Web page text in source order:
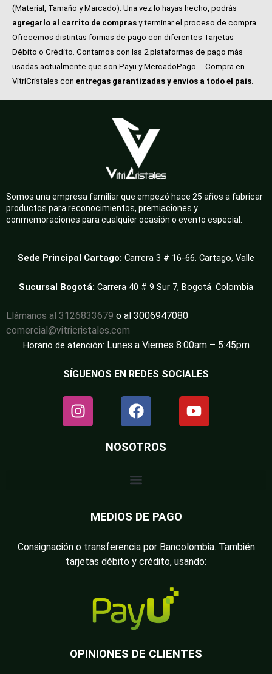
(Material, Tamaño y Marcado). Una vez lo hayas hecho, podrás
agregarlo al carrito de compras y terminar el proceso de compra.
Ofrecemos distintas formas de pago con diferentes Tarjetas
Débito o Crédito. Contamos con las 2 plataformas de pago más
usadas actualmente que son Payu y MercadoPago.
Compra en
VitriCristales con entregas garantizadas y envíos a todo el país.
Somos una empresa familiar que empezó hace 25 años a fabricar
productos para reconocimientos, premiaciones y
conmemoraciones para cualquier ocasión o evento especial.
Sede Principal Cartago: Carrera 3 # 16-66. Cartago, Valle
Sucursal Bogotá: Carrera 40 # 9 Sur 7, Bogotá. Colombia
Llámanos al 3126833679 o al 3006947080
comercial@vitricristales.com
Horario de atención: Lunes a Viernes 8:00am – 5:45pm
SÍGUENOS EN REDES SOCIALES
NOSOTROS
MEDIOS DE PAGO
Consignación o transferencia por Bancolombia. También
tarjetas débito y crédito, usando:
OPINIONES DE CLIENTES